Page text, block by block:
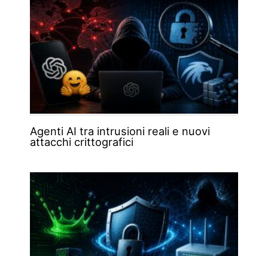
Agenti AI tra intrusioni reali e nuovi
attacchi crittografici